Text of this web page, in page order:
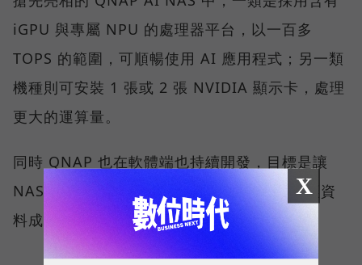
iGPU 與專屬 NPU 的處理器平台，以一百多
TOPS 的範圍，可順暢使用 AI 應用程式；另一類
機種則可安裝 1 張或 2 張 NVIDIA 顯示卡，處理
更大的運算量。
同時 QNAP 也在軟體端也持續開發，目標是讓
NAS 裡的資料更有效率地被 AI 工具調用，讓資
料成為有價值的知識。
X